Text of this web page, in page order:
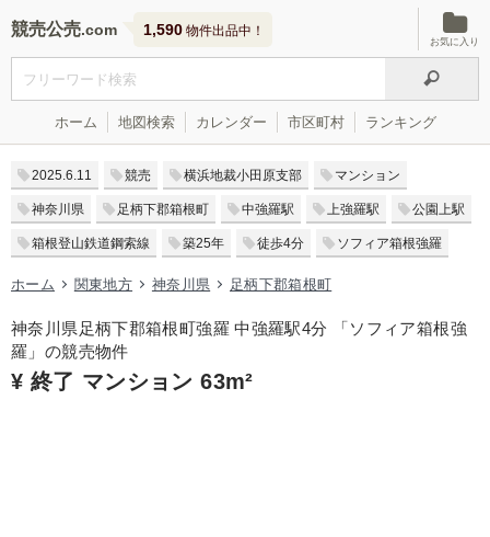
競売公売 1,590 物件出品中！
お気に入り
ホーム 地図検索 カレンダー 市区町村 ランキング
2025.6.11 競売 横浜地裁小田原支部 マンション
神奈川県 足柄下郡箱根町 中強羅駅 上強羅駅 公園上駅
箱根登山鉄道鋼索線 築25年 徒歩4分 ソフィア箱根強羅
ホーム 関東地方 神奈川県 足柄下郡箱根町
神奈川県足柄下郡箱根町強羅 中強羅駅4分 「ソフィア箱根強
羅」の競売物件
¥ 終了 マンション 63m²